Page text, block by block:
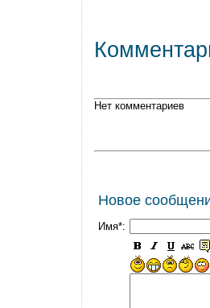
Нет комментариев
Новое
Имя*: